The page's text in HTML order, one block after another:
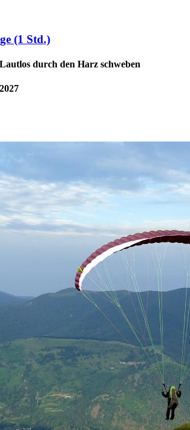
(1 Std.)
durch den Harz schweben